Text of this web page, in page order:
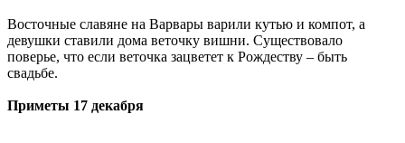
Восточные славяне на Варвары варили кутью и компот, а
девушки ставили дома веточку вишни. Существовало
поверье, что если веточка зацветет к Рождеству – быть
свадьбе.
Приметы 17 декабря